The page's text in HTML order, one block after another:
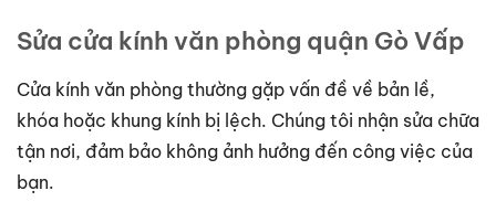
Sửa cửa kính văn phòng quận Gò Vấp
Cửa kính văn phòng thường gặp vấn đề về bản lề,
khóa hoặc khung kính bị lệch. Chúng tôi nhận sửa chữa
tận nơi, đảm bảo không ảnh hưởng đến công việc của
bạn.